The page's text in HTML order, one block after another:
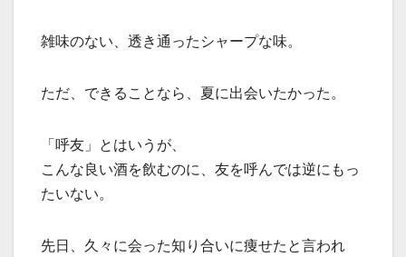
雑味のない、透き通ったシャープな味。
ただ、できることなら、夏に出会いたかった。
「呼友」とはいうが、
こんな良い酒を飲むのに、友を呼んでは逆にもっ
たいない。
先日、久々に会った知り合いに痩せたと言われ